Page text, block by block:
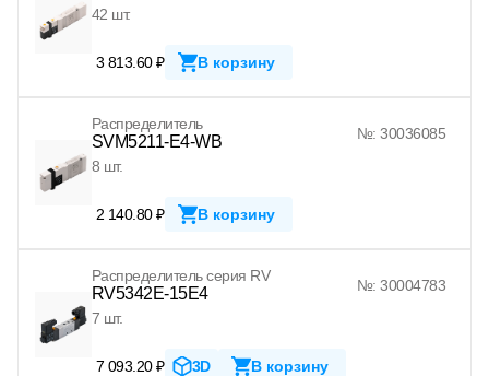
42 шт.
3 813.60 ₽ В корзину
Распределитель
SVM5211-E4-WB
№: 30036085
8 шт.
2 140.80 ₽ В корзину
Распределитель серия RV
RV5342E-15E4
№: 30004783
7 шт.
7 093.20 ₽ 3D В корзину